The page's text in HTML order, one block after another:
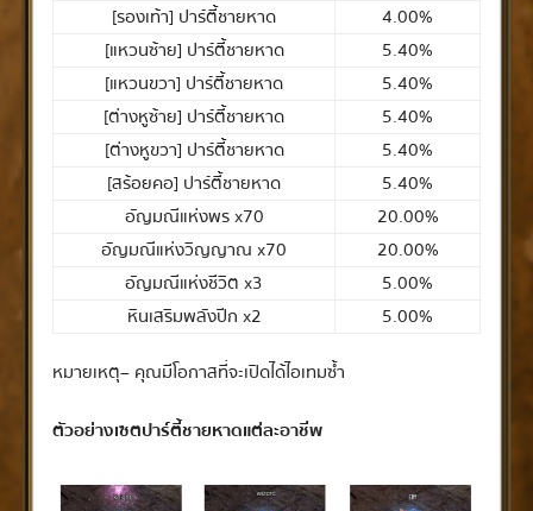
[รองเท้า] ปาร์ตี้ชายหาด
4.00%
[แหวนซ้าย] ปาร์ตี้ชายหาด
5.40%
[แหวนขวา] ปาร์ตี้ชายหาด
5.40%
[ต่างหูซ้าย] ปาร์ตี้ชายหาด
5.40%
[ต่างหูขวา] ปาร์ตี้ชายหาด
5.40%
[สร้อยคอ] ปาร์ตี้ชายหาด
5.40%
อัญมณีแห่งพร x70
20.00%
อัญมณีแห่งวิญญาณ x70
20.00%
อัญมณีแห่งชีวิต x3
5.00%
หินเสริมพลังปีก x2
5.00%
หมายเหตุ – คุณมีโอกาสที่จะเปิดได้ไอเทมซ้ำ
ตัวอย่างเซตปาร์ตี้ชายหาดแต่ละอาชีพ